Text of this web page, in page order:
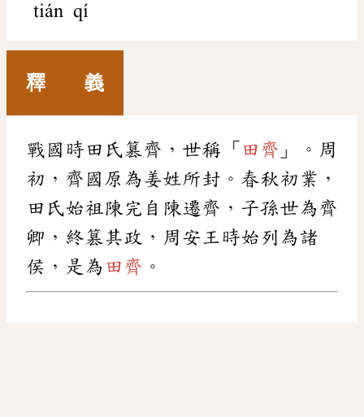
tián qí
釋 義
戰國時田氏篡齊，世稱「 田齊 」。周
初，齊國原為姜姓所封。春秋初業，
田氏始祖陳完自陳遷齊，子孫世為齊
卿，終篡其政，周安王時始列為諸
侯，是為 田齊 。